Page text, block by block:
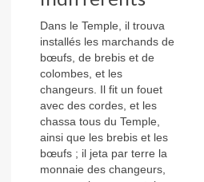
Dans le Temple, il trouva
installés les marchands de
bœufs, de brebis et de
colombes, et les
changeurs. Il fit un fouet
avec des cordes, et les
chassa tous du Temple,
ainsi que les brebis et les
bœufs ; il jeta par terre la
monnaie des changeurs,